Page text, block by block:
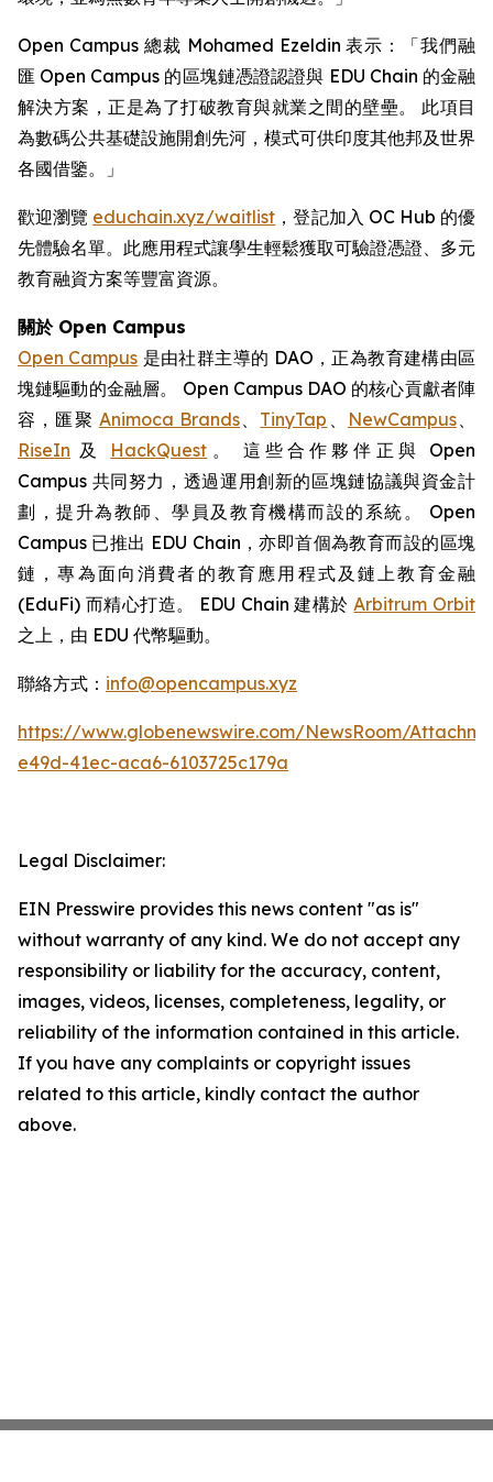
Open Campus 總裁 Mohamed Ezeldin 表示：「我們融
匯 Open Campus 的區塊鏈憑證認證與 EDU Chain 的金融
解決方案，正是為了打破教育與就業之間的壁壘。 此項目
為數碼公共基礎設施開創先河，模式可供印度其他邦及世界
各國借鑒。」
歡迎瀏覽 educhain.xyz/waitlist ，登記加入 OC Hub 的優
先體驗名單。此應用程式讓學生輕鬆獲取可驗證憑證、多元
教育融資方案等豐富資源。
關於 Open Campus
Open Campus 是由社群主導的 DAO，正為教育建構由區
塊鏈驅動的金融層。 Open Campus DAO 的核心貢獻者陣
容，匯聚 Animoca Brands、 TinyTap 、 NewCampus、
RiseIn 及 HackQuest 。 這些合作夥伴正與 Open
Campus 共同努力，透過運用創新的區塊鏈協議與資金計
劃，提升為教師、學員及教育機構而設的系統。 Open
Campus 已推出 EDU Chain，亦即首個為教育而設的區塊
鏈，專為面向消費者的教育應用程式及鏈上教育金融
(EduFi) 而精心打造。 EDU Chain 建構於Arbitrum Orbit
之上，由 EDU 代幣驅動。
聯絡方式： info@opencampus.xyz
https://www.globenewswire.com/NewsRoom/
e49d-41ec-aca6-6103725c179a
Legal Disclaimer:
EIN Presswire provides this news content "as is"
without warranty of any kind. We do not accept any
responsibility or liability for the accuracy, content,
images, videos, licenses, completeness, legality, or
reliability of the information contained in this article.
If you have any complaints or copyright issues
related to this article, kindly contact the author
above.